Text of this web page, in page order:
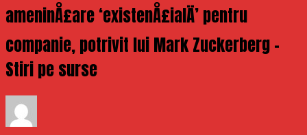
ameninÅ£are ‘existenÅ£ialÄ’ pentru
companie, potrivit lui Mark Zuckerberg –
Stiri pe surse